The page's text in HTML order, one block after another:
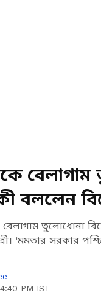
বেলাগাম
বললেন
তুলোধোনা
‘মমতার সরকার
PM IST